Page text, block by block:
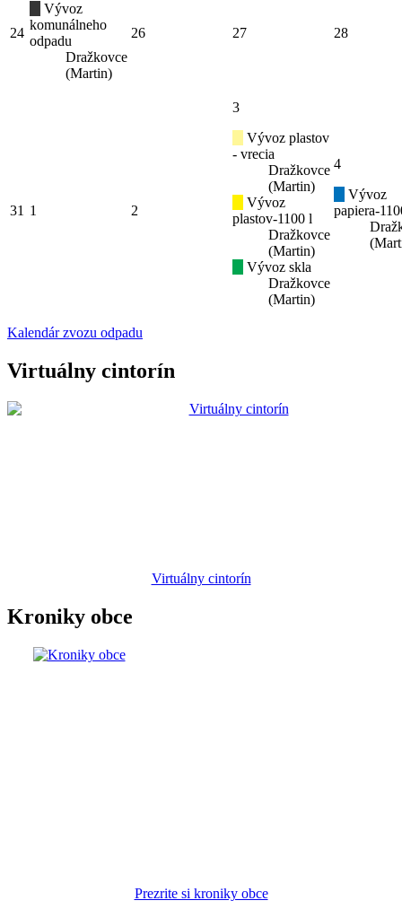
24
Vývoz
komunálneho
odpadu
Dražkovce
(Martin)
26 27 28
31 1 2
3
Vývoz plastov
- vrecia
Dražkovce
(Martin)
Vývoz
plastov-1100 l
Dražkovce
(Martin)
Vývoz skla
Dražkovce
(Martin)
4
Vývoz
papiera-
Kalendár zvozu odpadu
Virtuálny cintorín
Virtuálny cintorín
Kroniky obce
Prezrite si kroniky obce